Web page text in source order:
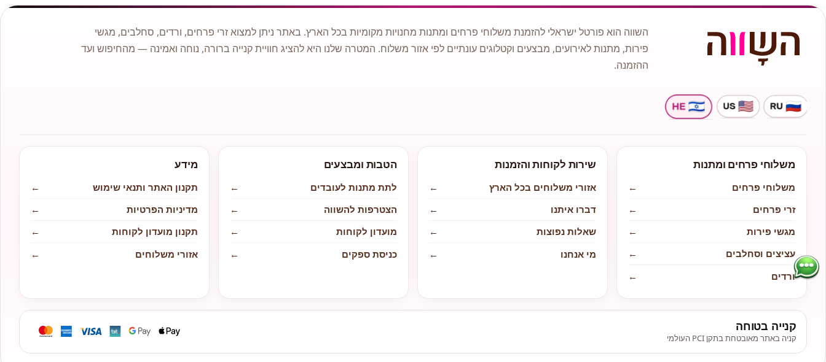
השווה הוא פורטל ישראלי להזמנת משלוחי פרחים ומתנות מחנויות מקומיות בכל הארץ. באתר ניתן למצוא זרי פרחים, ורדים, סחלבים, מגשי
פירות, מתנות לאירועים, מבצעים וקטלוגים עונתיים לפי אזור משלוח. המטרה שלנו היא להציג חוויית קנייה ברורה, נוחה ואמינה — מהחיפוש ועד
ההזמנה.
משלוחי פרחים ומתנות
משלוחי פרחים
←
זרי פרחים
←
מגשי פירות
←
עציצים וסחלבים
←
ורדים
←
שירות לקוחות והזמנות
אזורי משלוחים בכל הארץ
←
דברו איתנו
←
שאלות נפוצות
←
מי אנחנו
←
הטבות ומבצעים
לתת מתנות לעובדים
←
הצטרפות להשווה
←
מועדון לקוחות
←
כניסת ספקים
←
מידע
תקנון האתר ותנאי שימוש
←
מדיניות הפרטיות
←
תקנון מועדון לקוחות
←
אזורי משלוחים
←
קנייה בטוחה
קניה באתר מאובטחת בתקן PCI העולמי